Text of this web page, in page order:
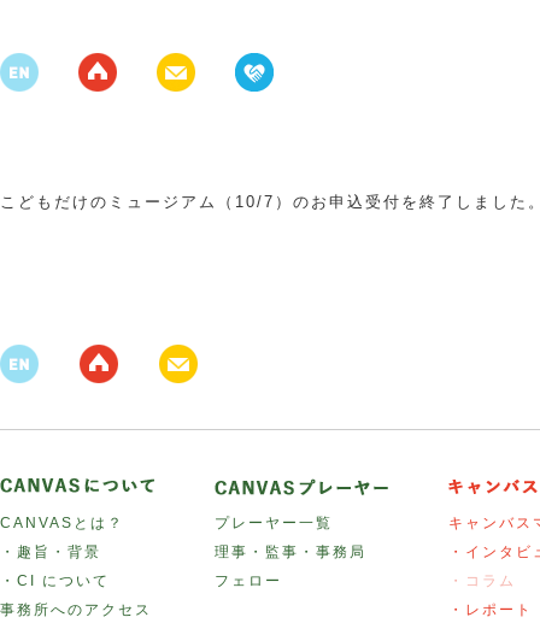
こどもだけのミュージアム（10/7）のお申込受付を終了しました
CANVASとは？
・趣旨・背景
・CI について
事務所へのアクセス
プレーヤー一覧
理事・監事・事務局
フェロー
キャンバス
・インタビ
・コラム
・レポート